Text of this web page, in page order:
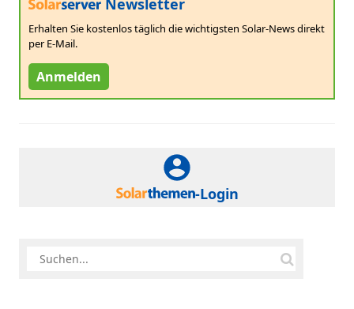
Newsletter
Erhalten Sie kostenlos täglich die wichtigsten Solar-News direkt
per E-Mail.
Anmelden
-Login